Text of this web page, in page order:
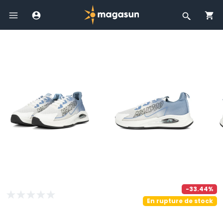
-33.44%
En rupture de stock